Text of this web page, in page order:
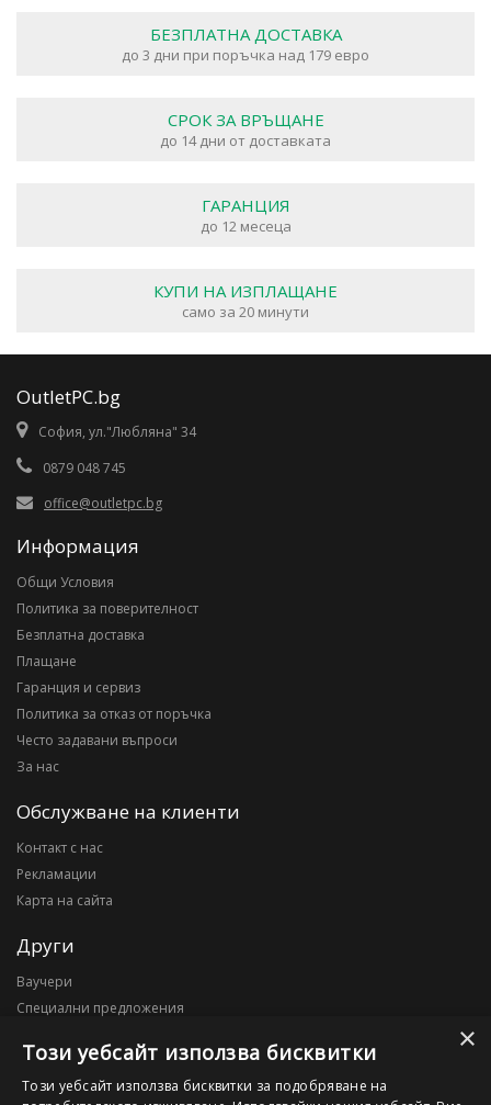
БЕЗПЛАТНА ДОСТАВКА
до 3 дни при поръчка над 179 евро
СРОК ЗА ВРЪЩАНЕ
до 14 дни от доставката
ГАРАНЦИЯ
до 12 месеца
КУПИ НА ИЗПЛАЩАНЕ
само за 20 минути
OutletPC.bg
София, ул."Любляна" 34
0879 048 745
office@outletpc.bg
Информация
Общи Условия
Политика за поверителност
Безплатна доставка
Плащане
Гаранция и сервиз
Политика за отказ от поръчка
Често задавани въпроси
За нас
Обслужване на клиенти
Контакт с нас
Рекламации
Карта на сайта
Други
Ваучери
Специални предложения
Моят профил
×
Този уебсайт използва бисквитки
Този уебсайт използва бисквитки за подобряване на